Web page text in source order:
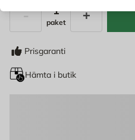
paket
Prisgaranti
Hämta i butik